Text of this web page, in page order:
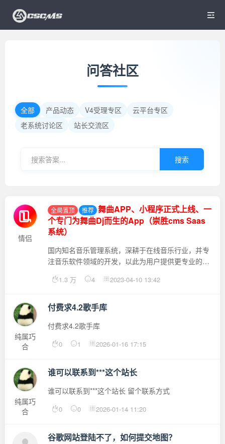

问答社区
全部 产品动态 V4受理专区
云平台专区
老系统讨论区
站长交流区
搜索
情侣
全局置顶 推荐 舞曲APP、小程序正式上线、一
个专门为舞曲Dj而生的App（崇胜cms Saas
系统）
国内知名音乐管理系统，深耕于在线音乐行业，并专
注音乐软件领域的开发，以此为用户提供更专业的音
您提供多维的、强大的功能体验，从功能到性能，全
框架 支持多模块 不同领域的系统）崇胜cms saas ...
1.3 万 4 2023-04-10 13:42
纯属巧
合
付费求4.2歌手库
付费求4.2歌手库
0 1 2026-01-16 17:15
纯属巧
合
谁可以联系到***这个站长
谁可以联系到***这个站长 留个联系方式
0 0 2026-01-14 11:20
谷歌网站登陆不了，如何提交地图？